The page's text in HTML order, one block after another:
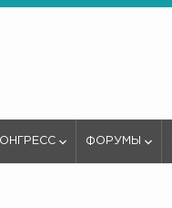
ФОРУМЫ